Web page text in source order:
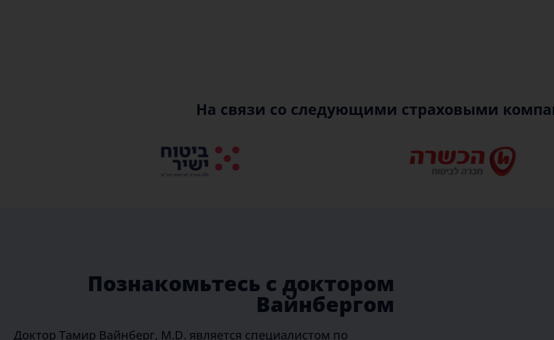
На связи со следующими страховыми
Познакомьтесь с доктором
Вайнбергом
Доктор Тамир Вайнберг, M.D. является специалистом по